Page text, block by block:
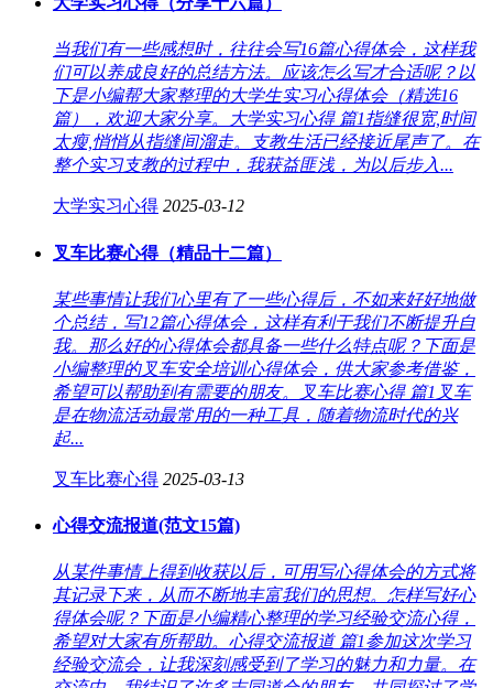
当我们有一些感想时，往往会写16篇心得体会，这样我
们可以养成良好的总结方法。应该怎么写才合适呢？以
下是小编帮大家整理的大学生实习心得体会（精选16
篇），欢迎大家分享。大学实习心得 篇1指缝很宽,时间
太瘦,悄悄从指缝间溜走。支教生活已经接近尾声了。在
整个实习支教的过程中，我获益匪浅，为以后步入...
大学实习心得 2025-03-12
叉车比赛心得（精品十二篇）
某些事情让我们心里有了一些心得后，不如来好好地做
个总结，写12篇心得体会，这样有利于我们不断提升自
我。那么好的心得体会都具备一些什么特点呢？下面是
小编整理的叉车安全培训心得体会，供大家参考借鉴，
希望可以帮助到有需要的朋友。叉车比赛心得 篇1叉车
是在物流活动最常用的一种工具，随着物流时代的兴
起...
叉车比赛心得 2025-03-13
心得交流报道(范文15篇)
从某件事情上得到收获以后，可用写心得体会的方式将
其记录下来，从而不断地丰富我们的思想。怎样写好心
得体会呢？下面是小编精心整理的学习经验交流心得，
希望对大家有所帮助。心得交流报道 篇1参加这次学习
经验交流会，让我深刻感受到了学习的魅力和力量。在